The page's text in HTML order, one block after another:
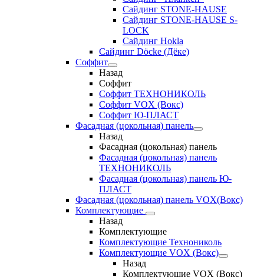
Сайдинг STONE-HAUSE
Сайдинг STONE-HAUSE S-
LOCK
Сайдинг Hokla
Сайдинг Döcke (Дёке)
Соффит
Назад
Соффит
Соффит ТЕХНОНИКОЛЬ
Соффит VOX (Вокс)
Соффит Ю-ПЛАСТ
Фасадная (цокольная) панель
Назад
Фасадная (цокольная) панель
Фасадная (цокольная) панель
ТЕХНОНИКОЛЬ
Фасадная (цокольная) панель Ю-
ПЛАСТ
Фасадная (цокольная) панель VOX(Вокс)
Комплектующие
Назад
Комплектующие
Комплектующие Технониколь
Комплектующие VOX (Вокс)
Назад
Комплектующие VOX (Вокс)